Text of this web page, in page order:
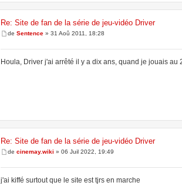
Re: Site de fan de la série de jeu-vidéo Driver
de Sentence » 31 Aoû 2011, 18:28
Houla, Driver j'ai arrêté il y a dix ans, quand je jouais au
Re: Site de fan de la série de jeu-vidéo Driver
de cinemay.wiki » 06 Juil 2022, 19:49
j'ai kiffé surtout que le site est tjrs en marche